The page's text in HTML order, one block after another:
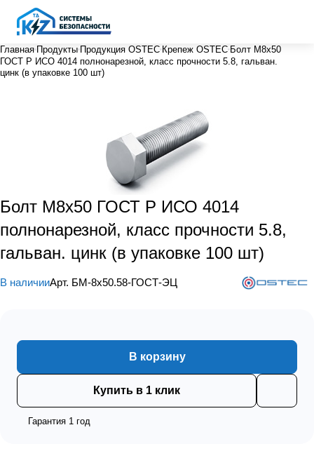
Главная Продукты Продукция OSTEC Крепеж OSTEC Болт М8х50
ГОСТ Р ИСО 4014 полнонарезной, класс прочности 5.8, гальван.
цинк (в упаковке 100 шт)
Болт М8х50 ГОСТ Р ИСО 4014
полнонарезной, класс прочности 5.8,
гальван. цинк (в упаковке 100 шт)
В наличииАрт. БМ-8х50.58-ГОСТ-ЭЦ
В корзину
Купить в 1 клик
Гарантия 1 год